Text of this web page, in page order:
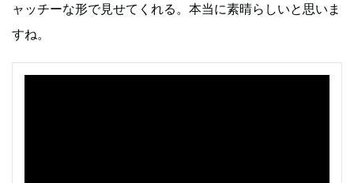
ャッチーな形で見せてくれる。本当に素晴らしいと思いま
すね。